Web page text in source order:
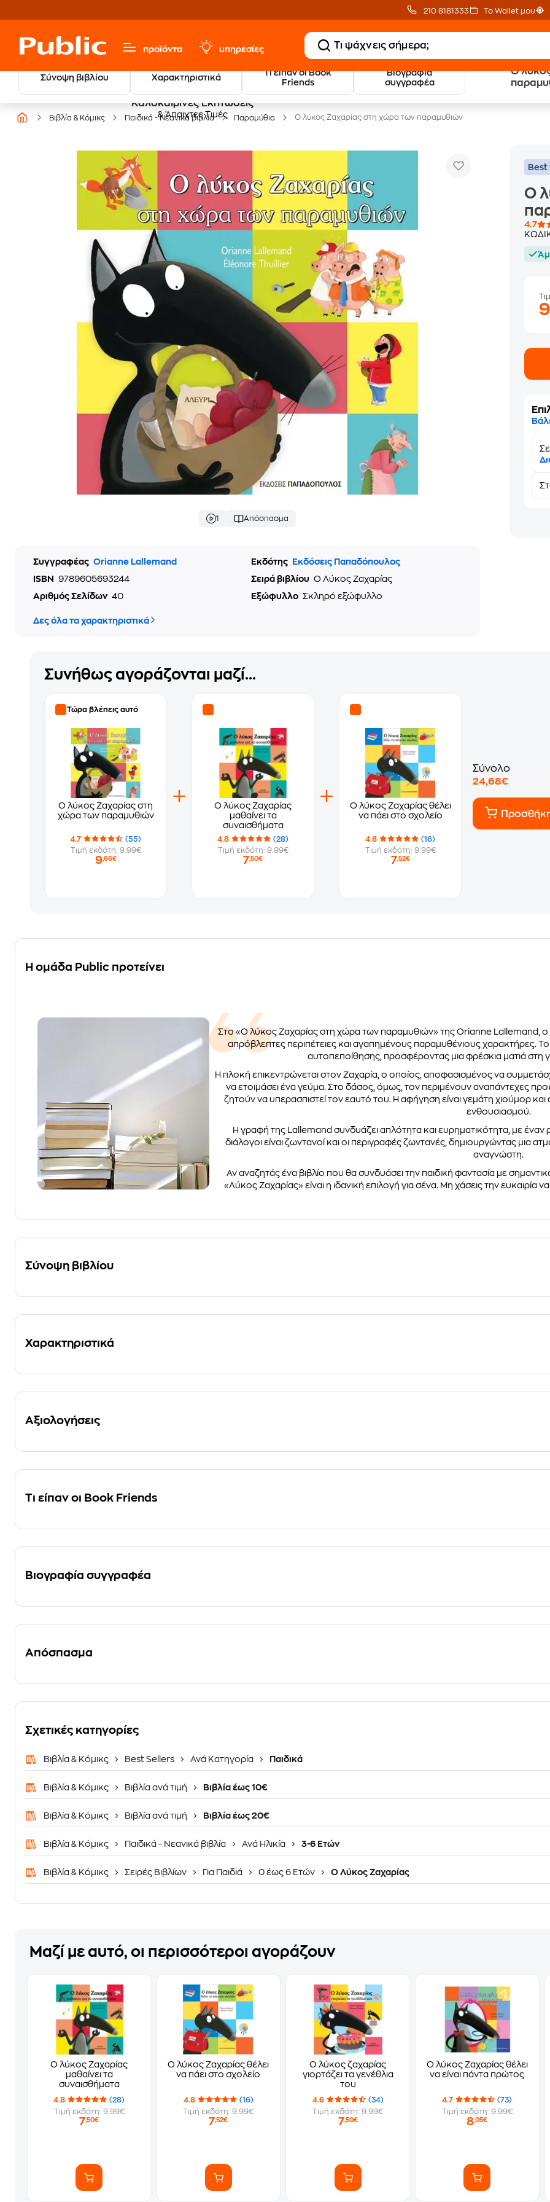
210 8181333 Το Wallet μου
προϊόντα υπηρεσίες
Σύνοψη βιβλίου Χαρακτηριστικά
Τι είπαν οι Book
Friends
Βιογραφία
συγγραφέα
Ο
Καλοκαιρινές Εκπτώσεις
& Άπαιχτες Τιμές
20 € Public επιστροφή
με Snappi
Δωρεάν
με Public+ Delivery
Βιβλία & Κόμικς Παιδικά - Νεανικά βιβλία Παραμύθια Ο λύκος Ζαχαρίας στη χώρα των παραμυθιών
1 Απόσπασμα
Συγγραφέας Orianne Lallemand Εκδότης
Εκδόσεις Παπαδόπουλος
ISBN
9789605693244 Σειρά βιβλίου Ο Λύκος Ζαχαρίας
Αριθμός Σελίδων 40 Εξώφυλλο Σκληρό εξώφυλλο
Δες όλα τα χαρακτηριστικά
Best
Ο
4.7
Συνήθως αγοράζονται μαζί...
Τώρα βλέπεις αυτό
Ο λύκος Ζαχαρίας στη
χώρα των παραμυθιών
4.7
(55)
Τιμή εκδότη: 9.99€
9,66€
Ο λύκος Ζαχαρίας
μαθαίνει τα
συναισθήματα
4.8
(28)
Τιμή εκδότη: 9.99€
7,50€
Ο λύκος Ζαχαρίας θέλει
να πάει στο σχολείο
4.8
(16)
Τιμή εκδότη: 9.99€
7,52€
Σύνολο
24,68€
Η ομάδα Public προτείνει
Στο «Ο λύκος Ζαχαρίας στη χώρα των παραμυθιών» της Orianne Lallemand, ο
απρόβλεπτες περιπέτειες και αγαπημένους παραμυθένιους χαρακτήρες. Το
αυτοπεποίθησης, προσφέροντας μια φρέσκια ματιά στη
Η πλοκή επικεντρώνεται στον Ζαχαρία, ο οποίος, αποφασισμένος να
να ετοιμάσει ένα γεύμα. Στο δάσος, όμως, τον περιμένουν αναπάντεχες
ζητούν να υπερασπιστεί τον εαυτό του. Η αφήγηση είναι γεμάτη χιούμορ
ενθουσιασμού.
Η γραφή της Lallemand συνδυάζει απλότητα και ευρηματικότητα, με
διάλογοι είναι ζωντανοί και οι περιγραφές ζωντανές, δημιουργώντας μια
αναγνώστη.
Αν αναζητάς ένα βιβλίο που θα συνδυάσει την παιδική φαντασία με
«Λύκος Ζαχαρίας» είναι η ιδανική επιλογή για σένα. Μη χάσεις την
Σύνοψη βιβλίου
Χαρακτηριστικά
Αξιολογήσεις
Τι είπαν οι Book Friends
Βιογραφία συγγραφέα
Απόσπασμα
Σχετικές κατηγορίες
Βιβλία & Κόμικς Best Sellers Ανά Κατηγορία Παιδικά
Βιβλία & Κόμικς Βιβλία ανά τιμή Βιβλία έως 10€
Βιβλία & Κόμικς Βιβλία ανά τιμή Βιβλία έως 20€
Βιβλία & Κόμικς Παιδικά - Νεανικά βιβλία Ανά Ηλικία 3-6 Ετών
Βιβλία & Κόμικς Σειρές Βιβλίων Για Παιδιά 0 έως 6 Ετών Ο Λύκος Ζαχαρίας
Μαζί με αυτό, οι περισσότεροι αγοράζουν
Ο λύκος Ζαχαρίας
μαθαίνει τα
συναισθήματα
4.8
(28)
Τιμή εκδότη: 9.99€
7,50€
Ο λύκος Ζαχαρίας θέλει
να πάει στο σχολείο
4.8
(16)
Τιμή εκδότη: 9.99€
7,52€
Ο λύκος ζαχαρίας
γιορτάζει τα γενέθλια
του
4.6
(34)
Τιμή εκδότη: 9.99€
7,50€
Ο λύκος Ζαχαρίας θέλει
να είναι πάντα πρώτος
4.7
(73)
Τιμή εκδότη: 9.99€
8,05€